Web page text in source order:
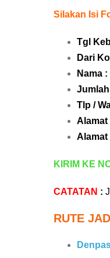
Silakan Isi
Tgl
Dari
Nama :
Tlp /
Alamat
Alamat
KIRIM KE
CATATAN :
RUTE